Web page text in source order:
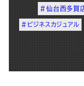
#仙台西多賀
#ビジネスカジュアル